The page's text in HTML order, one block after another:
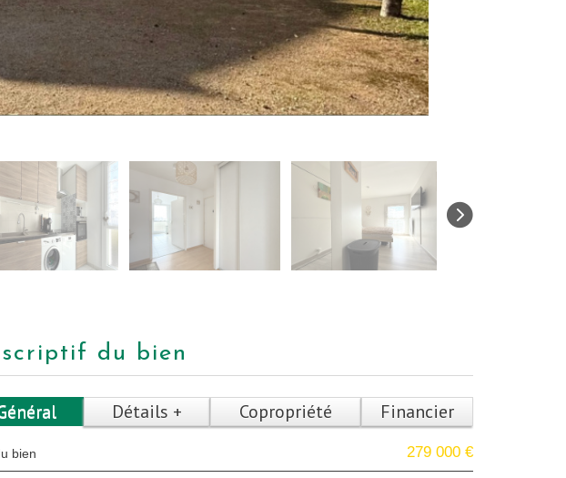
du bien
Détails + Copropriété Financier
bien 279 000 €